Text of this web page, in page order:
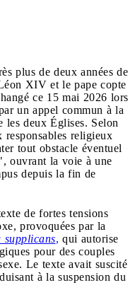
plus de deux années de
XIV et le pape copte
ce 15 mai 2026 lors
un appel commun à la
les deux Églises. Selon
responsables religieux
tout obstacle éventuel
ouvrant la voie à une
depuis la fin de
de fortes tensions
provoquées par la
supplicans, qui autorise
pour des couples
Le texte avait suscité
à la suspension du